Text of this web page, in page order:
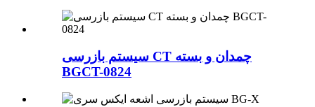
سیستم بازرسی CT چمدان و بسته
BGCT-0824